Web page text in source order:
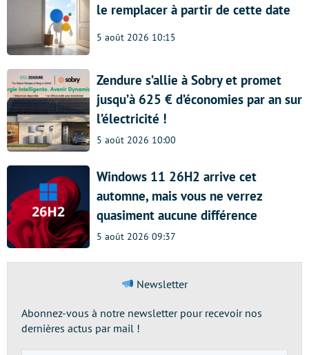
le remplacer à partir de cette date
5 août 2026 10:15
Zendure s’allie à Sobry et promet
jusqu’à 625 € d’économies par an sur
l’électricité !
5 août 2026 10:00
Windows 11 26H2 arrive cet
automne, mais vous ne verrez
quasiment aucune différence
5 août 2026 09:37
Newsletter
Abonnez-vous à notre newsletter pour recevoir nos
dernières actus par mail !